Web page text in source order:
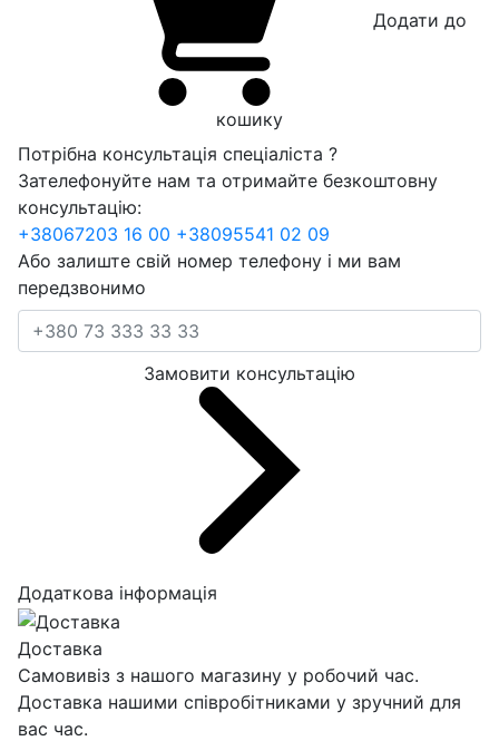
кошику
Потрібна консультація спеціаліста ?
Зателефонуйте нам та отримайте безкоштовну
консультацію:
+38067203 16 00 +38095541 02 09
Або залиште свій номер телефону і ми вам
передзвонимо
Замовити консультацію
Додаткова інформація
Доставка
Самовивіз з нашого магазину у робочий час.
Доставка нашими співробітниками у зручний для
вас час.